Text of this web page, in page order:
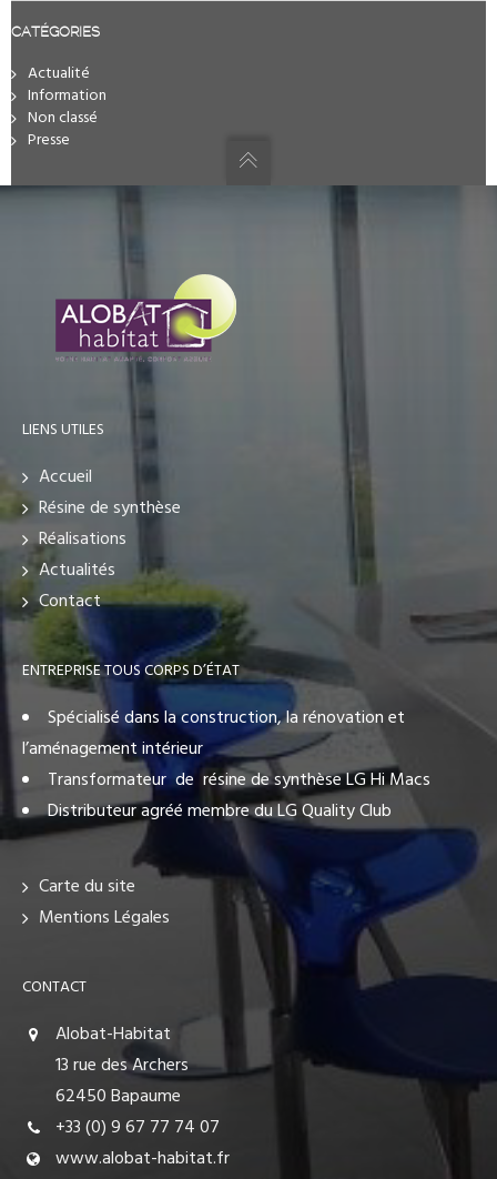
CATÉGORIES
Actualité
Information
Non classé
Presse
LIENS UTILES
Accueil
Résine de synthèse
Réalisations
Actualités
Contact
ENTREPRISE TOUS CORPS D’ÉTAT
Spécialisé dans la construction, la rénovation et
l’aménagement intérieur
Transformateur de résine de synthèse LG Hi Macs
Distributeur agréé membre du LG Quality Club
Carte du site
Mentions Légales
CONTACT
Alobat-Habitat
13 rue des Archers
62450 Bapaume
+33 (0) 9 67 77 74 07
www.alobat-habitat.fr